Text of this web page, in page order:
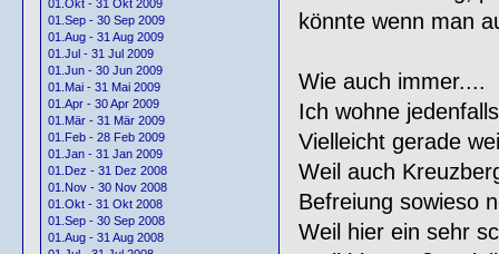
01.Okt - 31 Okt 2009
01.Sep - 30 Sep 2009
01.Aug - 31 Aug 2009
01.Jul - 31 Jul 2009
01.Jun - 30 Jun 2009
01.Mai - 31 Mai 2009
01.Apr - 30 Apr 2009
01.Mär - 31 Mär 2009
01.Feb - 28 Feb 2009
01.Jan - 31 Jan 2009
01.Dez - 31 Dez 2008
01.Nov - 30 Nov 2008
01.Okt - 31 Okt 2008
01.Sep - 30 Sep 2008
01.Aug - 31 Aug 2008
könnte wenn man
Wie auch immer....
Ich wohne
Vielleicht gerade
Weil auch
Befreiung sowieso
Weil hier ein sehr